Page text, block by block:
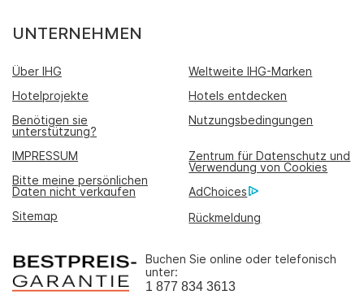
UNTERNEHMEN
Über IHG
Weltweite IHG-Marken
Hotelprojekte
Hotels entdecken
Benötigen sie
unterstützung?
Nutzungsbedingungen
IMPRESSUM
Zentrum für Datenschutz und
Verwendung von Cookies
Bitte meine persönlichen
Daten nicht verkaufen
AdChoices
Sitemap
Rückmeldung
Buchen Sie online oder telefonisch
unter:
1 877 834 3613